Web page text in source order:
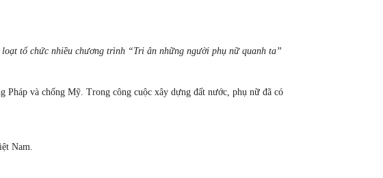
tổ chức nhiều chương trình “Tri ân những người phụ nữ quanh ta”
Pháp và chống Mỹ. Trong công cuộc xây dựng đất nước, phụ nữ đã có
Nam.